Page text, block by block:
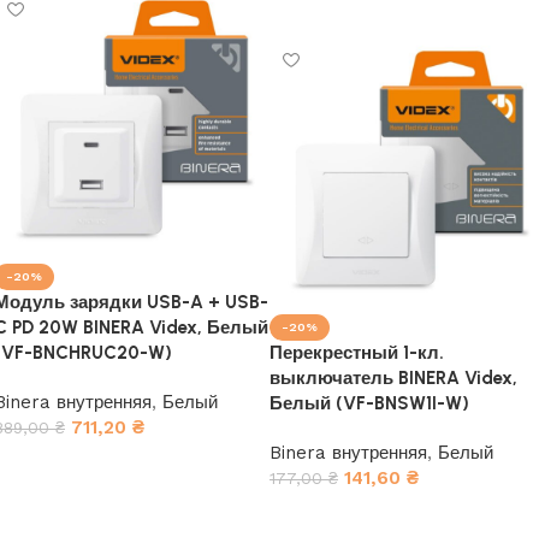
-20%
зарядки USB-A + USB-
PD 20W BINERA Videx, Белый
BNCHRUC20-W)
внутренняя, Белый
₴ 711,20 ₴
-20%
Перекрестный 1-кл.
выключатель BINERA Videx,
Белый (VF-BNSW1I-W)
Binera внутренняя, Белый
177,00₴ 141,60 ₴